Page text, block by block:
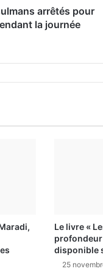
arrêtés pour
la journée
Le livre «
disponible
25